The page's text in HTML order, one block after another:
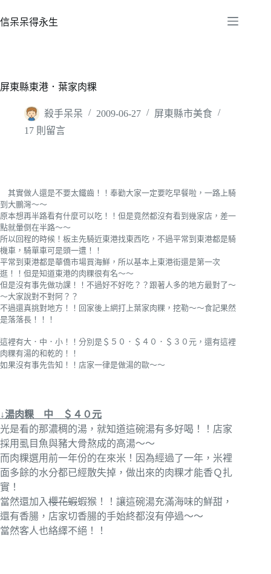
至
容
信呆呆得永生
屏東縣東港．葉家肉粿
殺手呆呆 2009-06-27
屏東縣市美食
17 則留言
其實做人還是不要太鐵齒！！奉勸大家一定要吃早餐啦，一路上騎
到大鵬灣～～
原本想再半路看有什麼可以吃！！但是竟然都沒有看到幾家店，差一
點就暈倒在半路～～
所以回程的時候！板主先騎近東港找東西吃，不過平常到東港都是騎
機車，騎單車可是頭一遭！！
平常到東港都是華僑市場買海鮮，所以基本上東港街還是第一次
逛！！但是知道東港的肉粿很有名～～
但是沒有事先做功課！！不過好不好吃？？跟著人多的地方最對了～
～大家說對不對阿？？
不過還真挑對地方！！回家後上網打上葉家肉粿，挖勒～～食記果然
是落落長！！！
這裡有大．中．小！！分別是＄５０．＄４０．＄３０元，還有這裡
肉粿有湯的和乾的！！
如果沒有事先告知！！店家一律是做湯的歐～～
↓湯肉粿 中 ＄４０元
光是看的那濃稠的湯，就知道這碗湯有多好喝！！店家
採用虱目魚與豬大骨熬成的高湯～～
而肉粿選用前一年份的在來米！因為經過了一年，米裡
面多餘的水分都已經散失掉，做出來的肉粿才能香Ｑ扎
實！
當然還加入櫻花蝦蝦猴 ！！讓這碗湯充滿海味的鮮甜，
還有香腸，店家切香腸的手始終都沒有停過～～
當然客人也絡繹不絕！！